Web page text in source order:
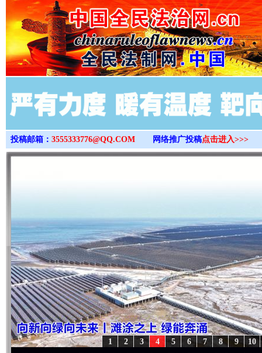
>
投稿邮箱： 3555333776@QQ.COM 网络推广投稿点击进入>>>
10
9
8
7
6
5
4
3
2
1